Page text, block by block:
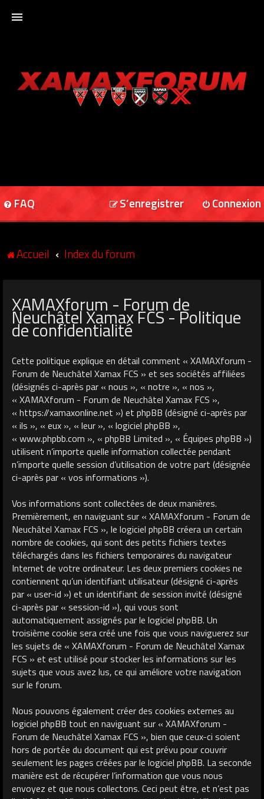
XAMAXFORUM
FAQ Connexion
S’enregistrer
Accueil Index du forum
XAMAXforum - Forum de
Neuchâtel Xamax FCS - Politique
de confidentialité
Cette politique explique en détail comment « XAMAXforum -
Forum de Neuchâtel Xamax FCS » et ses sociétés affiliées
(désignés ci-après par « nous », « notre », « nos »,
« XAMAXforum - Forum de Neuchâtel Xamax FCS »,
« https://xamaxonline.net ») et phpBB (désigné ci-après par
« ils », « eux », « leur », « logiciel phpBB »,
« www.phpbb.com », « phpBB Limited », « Équipes phpBB »)
utilisent n’importe quelle information collectée pendant
n’importe quelle session d’utilisation de votre part (désignée
ci-après par « vos informations »).
Vos informations sont collectées de deux manières.
Premièrement, en naviguant sur « XAMAXforum - Forum de
Neuchâtel Xamax FCS », le logiciel phpBB créera un certain
nombre de cookies, qui sont des petits fichiers textes
téléchargés dans les fichiers temporaires du navigateur
Internet de votre ordinateur. Les deux premiers cookies ne
contiennent qu’un identifiant utilisateur (désigné ci-après
par « user-id ») et un identifiant de session invité (désigné
ci-après par « session-id »), qui vous sont
automatiquement assignés par le logiciel phpBB. Un
troisième cookie sera créé une fois que vous naviguerez sur
les sujets de « XAMAXforum - Forum de Neuchâtel Xamax
FCS » et est utilisé pour stocker les informations sur les
sujets que vous avez lus, ce qui améliore votre navigation
sur le forum.
Nous pouvons également créer des cookies externes au
logiciel phpBB tout en naviguant sur « XAMAXforum -
Forum de Neuchâtel Xamax FCS », bien que ceux-ci soient
hors de portée du document qui est prévu pour couvrir
seulement les pages créées par le logiciel phpBB. La seconde
manière est de récupérer l’information que vous nous
envoyez et que nous collectons. Ceci peut être, et n’est pas